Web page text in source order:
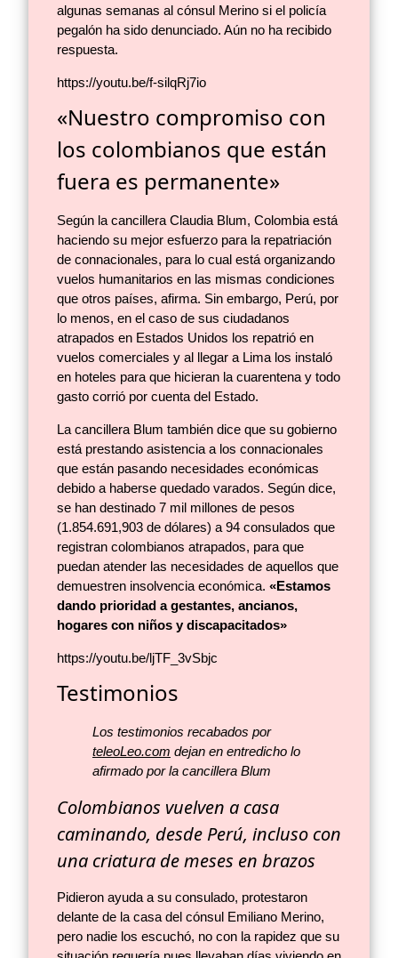
algunas semanas al cónsul Merino si el policía
pegalón ha sido denunciado. Aún no ha recibido
respuesta.
https://youtu.be/f-silqRj7io
«Nuestro compromiso con
los colombianos que están
fuera es permanente»
Según la cancillera Claudia Blum, Colombia está
haciendo su mejor esfuerzo para la repatriación
de connacionales, para lo cual está organizando
vuelos humanitarios en las mismas condiciones
que otros países, afirma. Sin embargo, Perú, por
lo menos, en el caso de sus ciudadanos
atrapados en Estados Unidos los repatrió en
vuelos comerciales y al llegar a Lima los instaló
en hoteles para que hicieran la cuarentena y todo
gasto corrió por cuenta del Estado.
La cancillera Blum también dice que su gobierno
está prestando asistencia a los connacionales
que están pasando necesidades económicas
debido a haberse quedado varados. Según dice,
se han destinado 7 mil millones de pesos
(1.854.691,903 de dólares) a 94 consulados que
registran colombianos atrapados, para que
puedan atender las necesidades de aquellos que
demuestren insolvencia económica. «Estamos
dando prioridad a gestantes, ancianos,
hogares con niños y discapacitados»
https://youtu.be/ljTF_3vSbjc
Testimonios
Los testimonios recabados por
teleoLeo.com dejan en entredicho lo
afirmado por la cancillera Blum
Colombianos vuelven a casa
caminando, desde Perú, incluso con
una criatura de meses en brazos
Pidieron ayuda a su consulado, protestaron
delante de la casa del cónsul Emiliano Merino,
pero nadie los escuchó, no con la rapidez que su